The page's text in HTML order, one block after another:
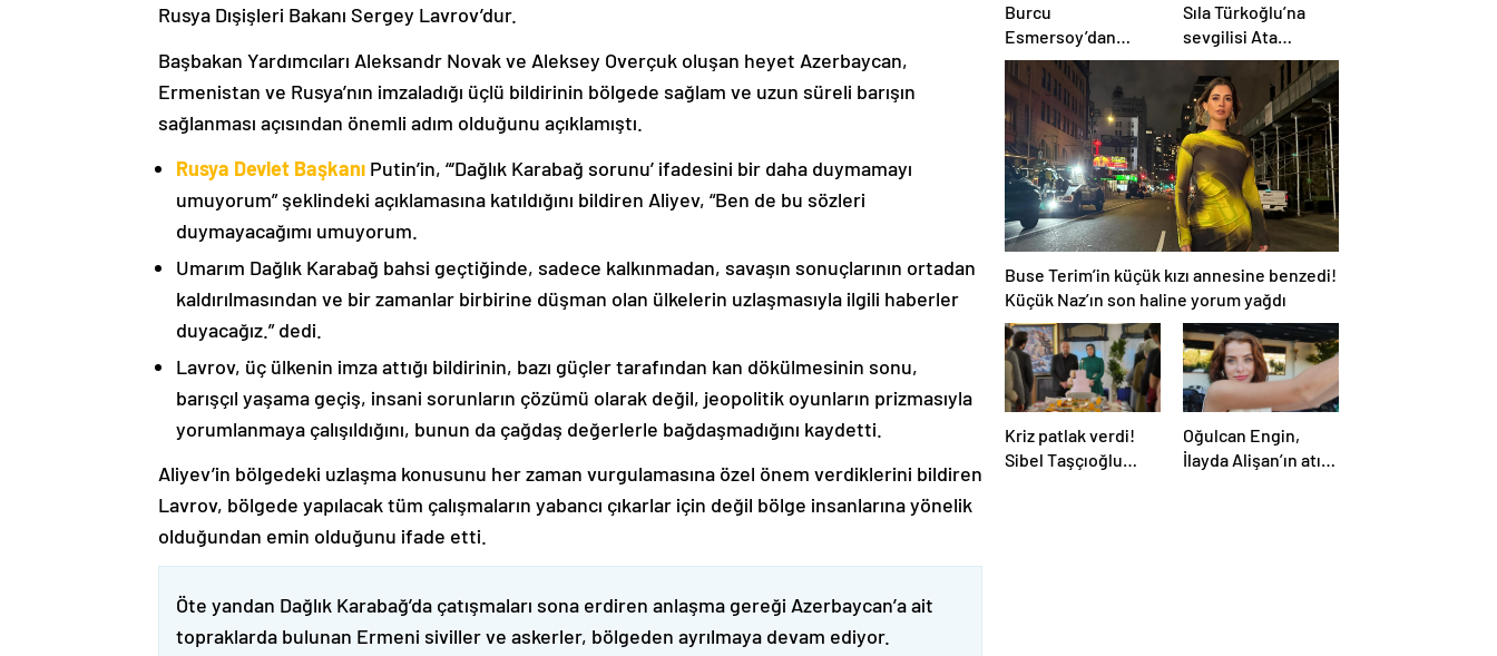
Rusya Dışişleri Bakanı Sergey Lavrov’dur.
Başbakan Yardımcıları Aleksandr Novak ve Aleksey Overçuk oluşan heyet Azerbaycan,
Ermenistan ve Rusya’nın imzaladığı üçlü bildirinin bölgede sağlam ve uzun süreli barışın
sağlanması açısından önemli adım olduğunu açıklamıştı.
Rusya Devlet Başkanı Putin’in, “‘Dağlık Karabağ sorunu’ ifadesini bir daha duymamayı
umuyorum” şeklindeki açıklamasına katıldığını bildiren Aliyev, “Ben de bu sözleri
duymayacağımı umuyorum.
Umarım Dağlık Karabağ bahsi geçtiğinde, sadece kalkınmadan, savaşın sonuçlarının ortadan
kaldırılmasından ve bir zamanlar birbirine düşman olan ülkelerin uzlaşmasıyla ilgili haberler
duyacağız.” dedi.
Lavrov, üç ülkenin imza attığı bildirinin, bazı güçler tarafından kan dökülmesinin sonu,
barışçıl yaşama geçiş, insani sorunların çözümü olarak değil, jeopolitik oyunların prizmasıyla
yorumlanmaya çalışıldığını, bunun da çağdaş değerlerle bağdaşmadığını kaydetti.
Aliyev’in bölgedeki uzlaşma konusunu her zaman vurgulamasına özel önem verdiklerini bildiren
Lavrov, bölgede yapılacak tüm çalışmaların yabancı çıkarlar için değil bölge insanlarına yönelik
olduğundan emin olduğunu ifade etti.
Öte yandan Dağlık Karabağ’da çatışmaları sona erdiren anlaşma gereği Azerbaycan’a ait
topraklarda bulunan Ermeni siviller ve askerler, bölgeden ayrılmaya devam ediyor.
Burcu
Esmersoy’dan
samimi açıklama:
“Kusurlarımı
seviyorum”
Sıla Türkoğlu’na
sevgilisi Ata
Ayyıldız’dan
romantik doğum
günü sürprizi
Buse Terim’in küçük kızı annesine benzedi!
Küçük Naz’ın son haline yorum yağdı
Kriz patlak verdi!
Sibel Taşçıoğlu
Oğulcan Engin,
İlayda Alişan’ın atış